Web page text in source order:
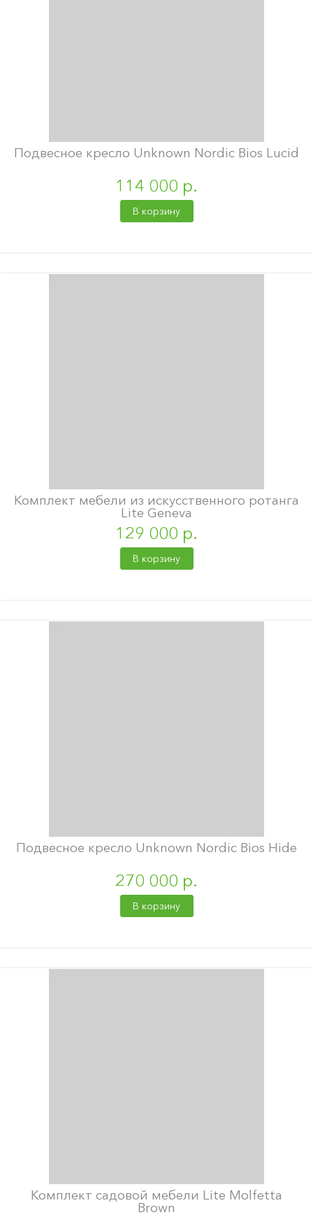
Подвесное кресло Unknown Nordic Bios Lucid
114 000 р.
В корзину
Комплект мебели из искусственного ротанга
Lite Geneva
129 000 р.
В корзину
Подвесное кресло Unknown Nordic Bios Hide
270 000 р.
В корзину
Комплект садовой мебели Lite Molfetta
Brown